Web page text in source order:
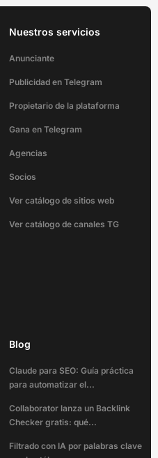
Nuestros servicios
Anunciante
Publicidad en Telegram
Propietario de la plataforma
Gana en Telegram
Agencias
Socios
Ver catálogo de sitios web
Ver catálogo de canales TG
Blog
Claude para SEO: Guía práctica
para automatizar el...
Collaborator lanza un Backlink
Checker gratis: qué...
Filtrado con IA por palabras clave